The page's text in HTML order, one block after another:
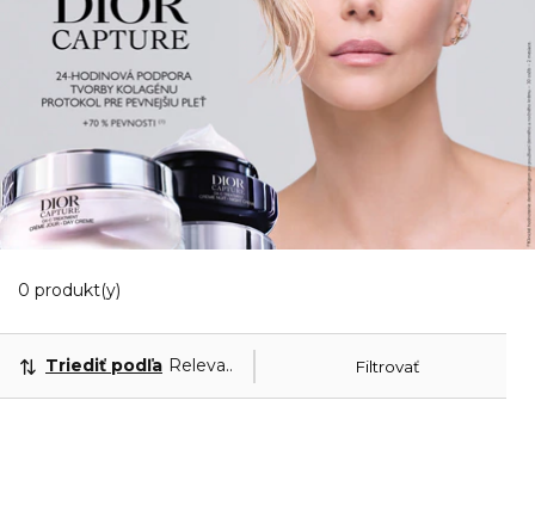
0 produkt(y)
Filtrovať
Triediť podľa Relevantnosť